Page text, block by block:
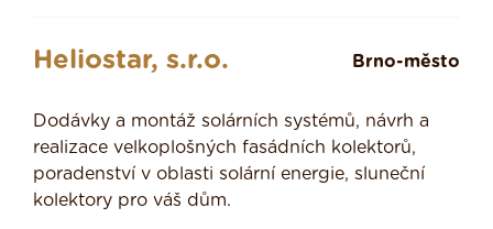
Heliostar, s.r.o. Brno-město
Dodávky a montáž solárních systémů, návrh a
realizace velkoplošných fasádních kolektorů,
poradenství v oblasti solární energie, sluneční
kolektory pro váš dům.